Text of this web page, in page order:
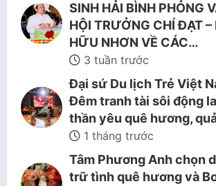
SINH HẢI BÌNH PHỎNG
HỘI TRƯỞNG CHÍ ĐẠT –
HỮU NHƠN VỀ CÁC…
3 tuần trước
Đại sứ Du lịch Trẻ Việt
Đêm tranh tài sôi động
thần yêu quê hương,
1 tháng trước
Tâm Phương Anh chọn
trữ tình quê hương và